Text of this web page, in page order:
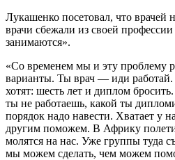
Лукашенко посетовал, что врачей
врачи сбежали из своей профессии
занимаются».
«Со временем мы и эту проблему
варианты. Ты врач — иди
хотят: шесть лет и диплом
ты не работаешь, какой ты
порядок надо навести. Хватает у
другим поможем. В Африку
молятся на нас. Уже группы туда
мы можем сделать, чем можем